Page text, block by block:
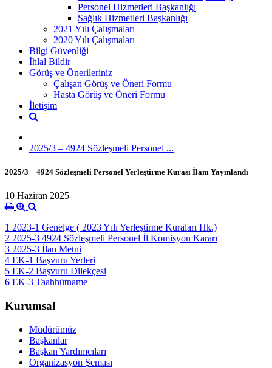
Personel Hizmetleri Başkanlığı
Sağlık Hizmetleri Başkanlığı
2021 Yılı Çalışmaları
2020 Yılı Çalışmaları
Bilgi Güvenliği
İhlal Bildir
Görüş ve Önerileriniz
Çalışan Görüş ve Öneri Formu
Hasta Görüş ve Öneri Formu
İletişim
2025/3 – 4924 Sözleşmeli Personel ...
2025/3 – 4924 Sözleşmeli Personel Yerleştirme Kurası İlanı Yayınlandı
10 Haziran 2025
1 2023-1 Genelge ( 2023 Yılı Yerleştirme Kuraları Hk.)
2 2025-3 4924 Sözleşmeli Personel İl Komisyon Kararı
3 2025-3 İlan Metni
4 EK-1 Başvuru Yerleri
5 EK-2 Başvuru Dilekçesi
6 EK-3 Taahhütname
Kurumsal
Müdürümüz
Başkanlar
Başkan Yardımcıları
Organizasyon Şeması